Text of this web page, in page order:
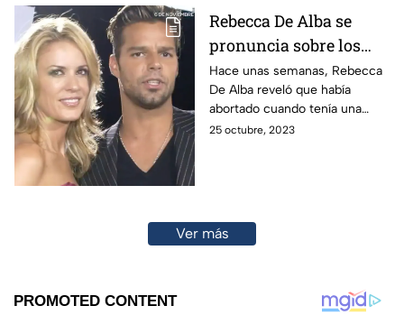
Rebecca De Alba se
pronuncia sobre los
bebés que perdió de
Ricky Martin
Hace unas semanas, Rebecca
De Alba reveló que había
abortado cuando tenía una
relación con Ricky Martin,
25 octubre, 2023
Ver más